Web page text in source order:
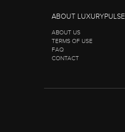
ABOUT LUXURYPULSE
ABOUT US
TERMS OF USE
FAQ
CONTACT